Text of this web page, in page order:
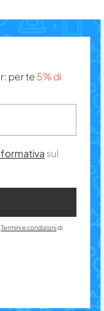
per te 5% di
sul
Termini e condizionidi